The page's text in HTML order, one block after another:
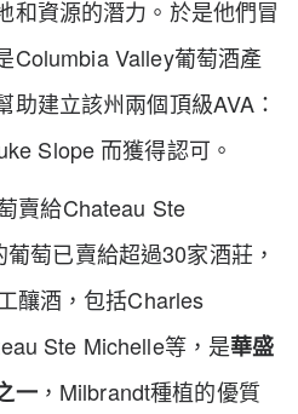
和資源的潛力。於是他們冒
Columbia Valley葡萄酒產
助建立該州兩個頂級AVA ：
Slope 而獲得認可。
賣給Chateau Ste
葡萄已賣給超過30家酒莊，
釀酒，包括Charles
Ste Michelle等，是華盛
一， Milbrandt種植的優質